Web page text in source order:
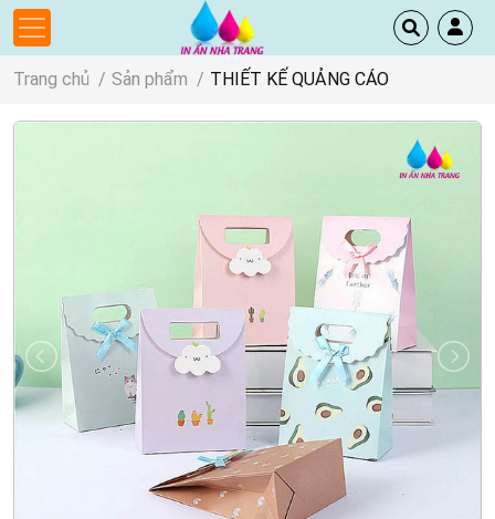
Trang chủ Sản phẩm THIẾT KẾ QUẢNG CÁO